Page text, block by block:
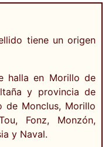
tiene un origen
halla en Morillo de
y provincia de
de Monclus, Morillo
Fonz, Monzón,
y Naval.